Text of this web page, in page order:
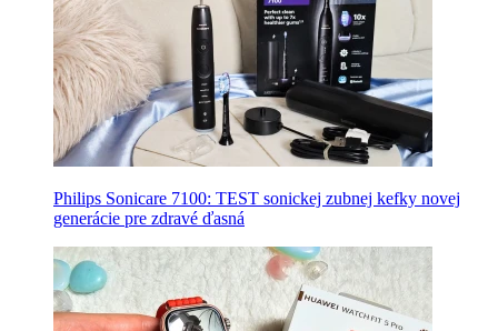
Philips Sonicare 7100: TEST sonickej zubnej kefky novej
generácie pre zdravé ďasná